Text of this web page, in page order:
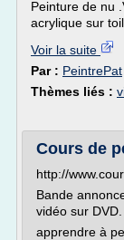
Peinture de nu
acrylique sur
Voir la suite
Par : PeintrePat
Thèmes liés :
Cours de
http://
Bande
vidéo sur DVD.
apprendre à